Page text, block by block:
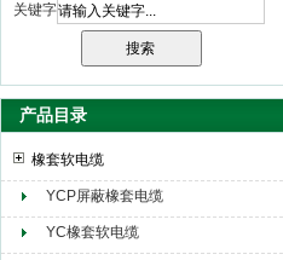
天津市电缆总厂橡塑电缆厂（天缆小猫集团）
关键字
产品目录
橡套软电缆
YCP屏蔽橡套电缆
YC橡套软电缆